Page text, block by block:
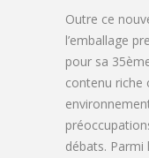
Outre ce
l’emballage
pour sa
contenu riche
débats. Parmi